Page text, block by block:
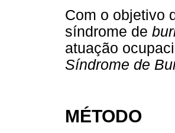
Com o objetivo
síndrome de
atuação
Síndrome de
MÉTODO